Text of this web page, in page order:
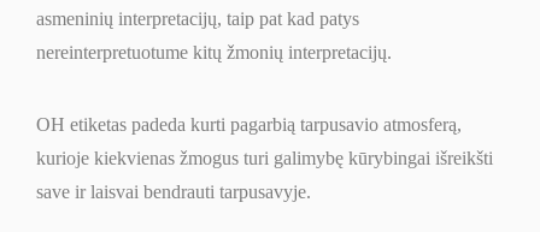
asmeninių interpretacijų, taip pat kad patys
nereinterpretuotume kitų žmonių interpretacijų.
OH etiketas padeda kurti pagarbią tarpusavio atmosferą,
kurioje kiekvienas žmogus turi galimybę kūrybingai išreikšti
save ir laisvai bendrauti tarpusavyje.